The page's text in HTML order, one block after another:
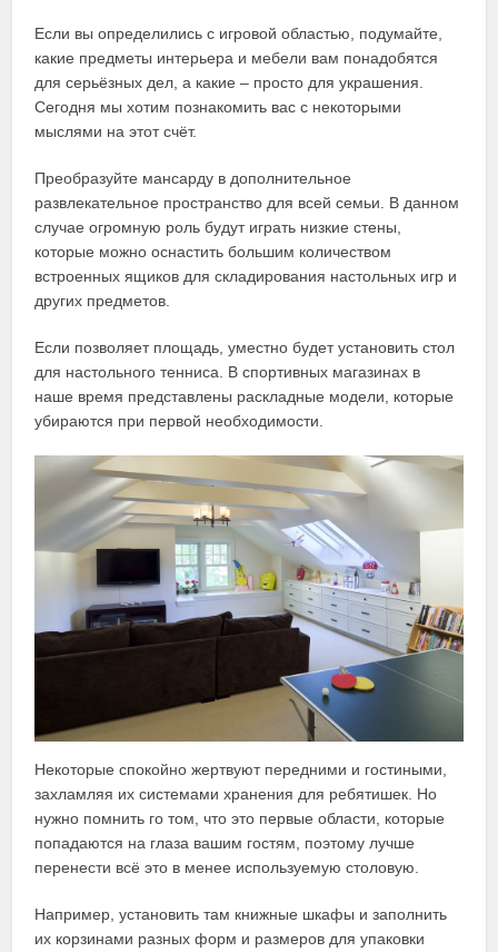
Если вы определились с игровой областью, подумайте,
какие предметы интерьера и мебели вам понадобятся
для серьёзных дел, а какие – просто для украшения.
Сегодня мы хотим познакомить вас с некоторыми
мыслями на этот счёт.
Преобразуйте мансарду в дополнительное
развлекательное пространство для всей семьи. В данном
случае огромную роль будут играть низкие стены,
которые можно оснастить большим количеством
встроенных ящиков для складирования настольных игр и
других предметов.
Если позволяет площадь, уместно будет установить стол
для настольного тенниса. В спортивных магазинах в
наше время представлены раскладные модели, которые
убираются при первой необходимости.
Некоторые спокойно жертвуют передними и гостиными,
захламляя их системами хранения для ребятишек. Но
нужно помнить го том, что это первые области, которые
попадаются на глаза вашим гостям, поэтому лучше
перенести всё это в менее используемую столовую.
Например, установить там книжные шкафы и заполнить
их корзинами разных форм и размеров для упаковки